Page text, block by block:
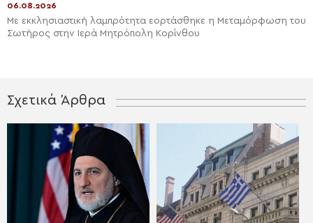
06.08.2026
Με εκκλησιαστική λαμπρότητα εορτάσθηκε η Μεταμόρφωση του
Σωτήρος στην Ιερά Μητρόπολη Κορίνθου
Σχετικά Άρθρα